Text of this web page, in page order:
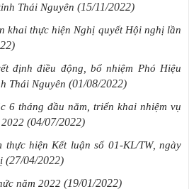
Thái Nguyên (15/11/2022)
khai thực hiện Nghị quyết Hội nghị lần
định điều động, bổ nhiệm Phó Hiệu
Thái Nguyên (01/08/2022)
6 tháng đầu năm, triển khai nhiệm vụ
(04/07/2022)
thực hiện Kết luận số 01-KL/TW, ngày
(27/04/2022)
năm 2022 (19/01/2022)